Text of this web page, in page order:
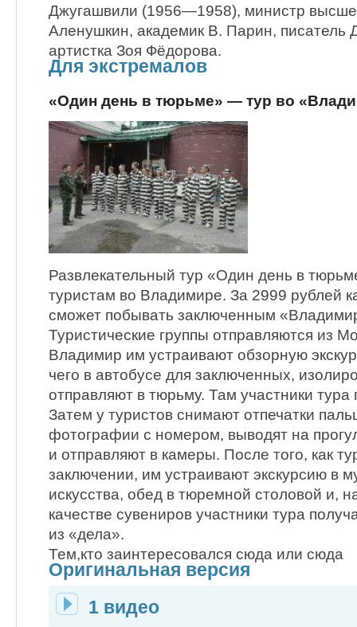
Джугашвили (1956—1958), министр
Аленушкин, академик В. Парин, писатель
артистка Зоя Фёдорова.
Для экстремалов
«Один день в тюрьме» — тур во
Развлекательный тур «Один день в
туристам во Владимире. За 2999 рублей
сможет побывать заключенным
Туристические группы отправляются из
Владимир им устраивают обзорную
чего в автобусе для заключенных,
отправляют в тюрьму. Там участники
Затем у туристов снимают отпечатки
фотографии с номером, выводят на
и отправляют в камеры. После того, как
заключении, им устраивают экскурсию в
искусства, обед в тюремной столовой и,
качестве сувениров участники тура
из «дела».
Тем,кто заинтересовался сюда или сюда
Оригинальная версия
1 видео